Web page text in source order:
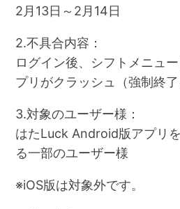
2月13日～2月14日
2.不具合内容：
ログイン後、シフトメニュ
プリがクラッシュ（強制終了
3.対象のユーザー様：
はたLuck Android版アプリ
る一部のユーザー様
※iOS版は対象外です。